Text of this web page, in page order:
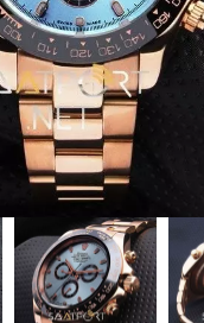
için tıklayın